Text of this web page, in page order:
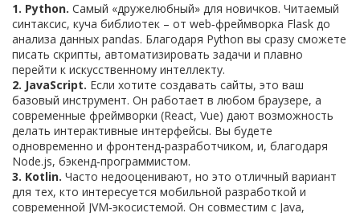
1. Python. Самый «дружелюбный» для новичков. Читаемый
синтаксис, куча библиотек – от web‑фреймворка Flask до
анализа данных pandas. Благодаря Python вы сразу сможете
писать скрипты, автоматизировать задачи и плавно
перейти к искусственному интеллекту.
2. JavaScript. Если хотите создавать сайты, это ваш
базовый инструмент. Он работает в любом браузере, а
современные фреймворки (React, Vue) дают возможность
делать интерактивные интерфейсы. Вы будете
одновременно и фронтенд‑разработчиком, и, благодаря
Node.js, бэкенд‑программистом.
3. Kotlin. Часто недооценивают, но это отличный вариант
для тех, кто интересуется мобильной разработкой и
современной JVM‑экосистемой. Он совместим с Java,